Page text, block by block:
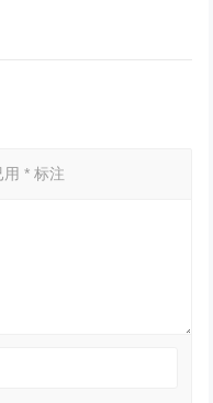
用* 标注